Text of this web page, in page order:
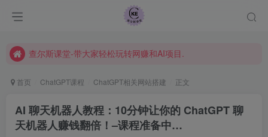
查尔斯课堂-带大家轻松玩转网赚和AI项目.
首页 ChatGPT课程 ChatGPT相关网站搭建 正文
AI 聊天机器人教程：10分钟让你的 ChatGPT 聊
天机器人赚钱翻倍！–课程准备中…